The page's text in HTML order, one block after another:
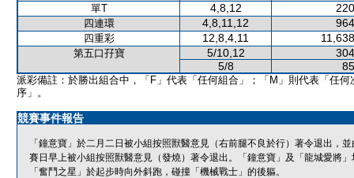
單T 4,8,12
四連環 4,8,11,12
四重彩 12,8,4,11
第五口孖寶 5/10,12
5/8
派彩備註：於勝出組合中，「F」代表「任何組合」；「M」則代表「任何
序」。
競賽事件報告
「鐘意寶」於二月二日被小組按照獸醫意見（右前腿不良於行）著令退出，
賽日早上被小組按照獸醫意見（發燒）著令退出。「鐘意寶」及「龍城愛將
「奮鬥之星」於起步時向外斜跑，碰撞「機械戰士」的後軀。